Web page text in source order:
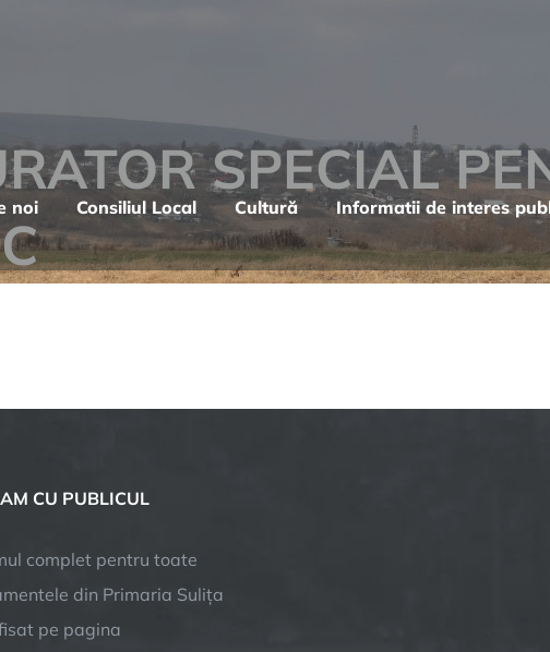
noi Consiliul Local Cultură Informatii de interes
SPECIAL
CU PUBLICUL
complet pentru toate
din Primaria Sulița
pe pagina